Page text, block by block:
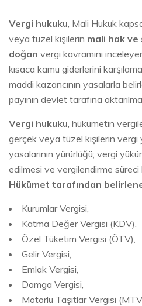
Vergi hukuku, Mali Hukuk
veya tüzel kişilerin mali hak ve
doğan vergi kavramını
kısaca kamu giderlerini
maddi kazancının yasalarla
payının devlet tarafına
Vergi hukuku, hükümetin
gerçek veya tüzel kişilerin vergi
yasalarının yürürlüğü; vergi
edilmesi ve vergilendirme süreci
Hükümet tarafından
Kurumlar Vergisi,
Katma Değer Vergisi (KDV),
Özel Tüketim Vergisi (ÖTV),
Gelir Vergisi,
Emlak Vergisi,
Damga Vergisi,
Motorlu Taşıtlar Vergisi